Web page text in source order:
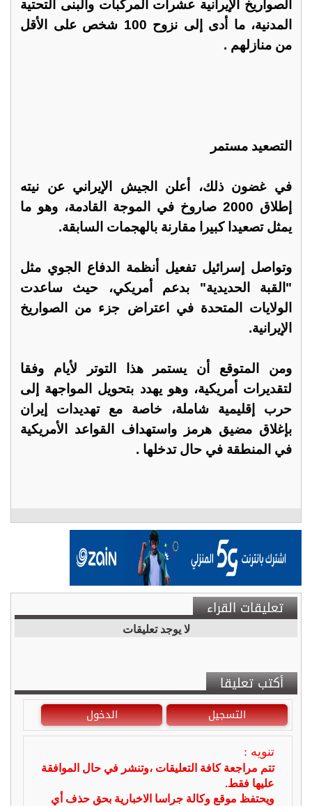
الصواريخ الإيرانية عشرات المركبات والبنى التحتية
المدنية، ما أدى إلى نزوح 100 شخص على الأقل
من منازلهم .
التصعيد مستمر
في غضون ذلك، أعلن الجيش الإيراني عن نيته
إطلاق 2000 صاروخ في الموجة القادمة، وهو ما
يمثل تصعيدا كبيرا مقارنة بالهجمات السابقة.
وتواصل إسرائيل تفعيل أنظمة الدفاع الجوي مثل
"القبة الحديدية" بدعم أمريكي، حيث ساعدت
الولايات المتحدة في اعتراض جزء من الصواريخ
الإيرانية.
ومن المتوقع أن يستمر هذا التوتر لأيام وفقا
لتقديرات أمريكية، وهو يهدد بتحويل المواجهة إلى
حرب إقليمية شاملة، خاصة مع تهديدات إيران
بإغلاق مضيق هرمز واستهداف القواعد الأمريكية
في المنطقة في حال تدخلها .
تعليقات القراء
لا يوجد تعليقات
أكتب تعليقا
التسجيل الدخول
تنويه :
تتم مراجعة كافة التعليقات ،وتنشر في حال الموافقة
عليها فقط.
ويحتفظ موقع وكالة جراسا الاخبارية بحق حذف أي